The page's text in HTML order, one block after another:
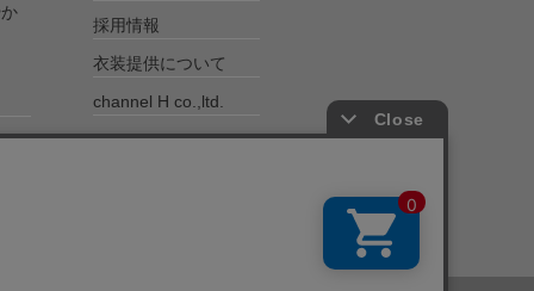
採用情報
衣装提供について
channel H co.,ltd.